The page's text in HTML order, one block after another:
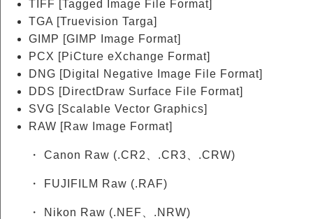
TIFF [Tagged Image File Format]
TGA [Truevision Targa]
GIMP [GIMP Image Format]
PCX [PiCture eXchange Format]
DNG [Digital Negative Image File Format]
DDS [DirectDraw Surface File Format]
SVG [Scalable Vector Graphics]
RAW [Raw Image Format]
・ Canon Raw (.CR2、.CR3、.CRW)
・ FUJIFILM Raw (.RAF)
・ Nikon Raw (.NEF、.NRW)